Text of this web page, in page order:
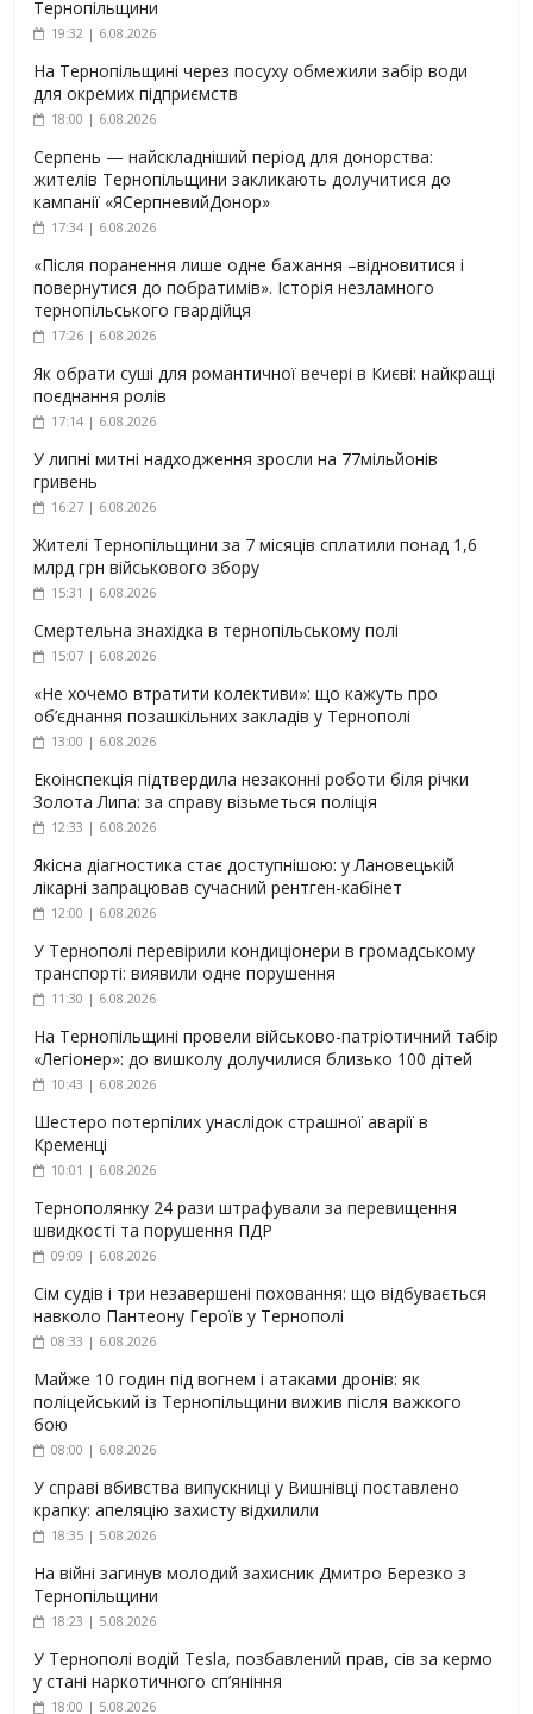
Тернопільщини
19:32 | 6.08.2026
На Тернопільщині через посуху обмежили забір води
для окремих підприємств
18:00 | 6.08.2026
Серпень — найскладніший період для донорства:
жителів Тернопільщини закликають долучитися до
кампанії «ЯСерпневийДонор»
17:34 | 6.08.2026
«Після поранення лише одне бажання –відновитися і
повернутися до побратимів». Історія незламного
тернопільського гвардійця
17:26 | 6.08.2026
Як обрати суші для романтичної вечері в Києві: найкращі
поєднання ролів
17:14 | 6.08.2026
У липні митні надходження зросли на 77мільйонів
гривень
16:27 | 6.08.2026
Жителі Тернопільщини за 7 місяців сплатили понад 1,6
млрд грн військового збору
15:31 | 6.08.2026
Смертельна знахідка в тернопільському полі
15:07 | 6.08.2026
«Не хочемо втратити колективи»: що кажуть про
об’єднання позашкільних закладів у Тернополі
13:00 | 6.08.2026
Екоінспекція підтвердила незаконні роботи біля річки
Золота Липа: за справу візьметься поліція
12:33 | 6.08.2026
Якісна діагностика стає доступнішою: у Лановецькій
лікарні запрацював сучасний рентген-кабінет
12:00 | 6.08.2026
У Тернополі перевірили кондиціонери в громадському
транспорті: виявили одне порушення
11:30 | 6.08.2026
На Тернопільщині провели військово-патріотичний табір
«Легіонер»: до вишколу долучилися близько 100 дітей
10:43 | 6.08.2026
Шестеро потерпілих унаслідок страшної аварії в
Кременці
10:01 | 6.08.2026
Тернополянку 24 рази штрафували за перевищення
швидкості та порушення ПДР
09:09 | 6.08.2026
Сім судів і три незавершені поховання: що відбувається
навколо Пантеону Героїв у Тернополі
08:33 | 6.08.2026
Майже 10 годин під вогнем і атаками дронів: як
поліцейський із Тернопільщини вижив після важкого
бою
08:00 | 6.08.2026
У справі вбивства випускниці у Вишнівці поставлено
крапку: апеляцію захисту відхилили
18:35 | 5.08.2026
На війні загинув молодий захисник Дмитро Березко з
Тернопільщини
18:23 | 5.08.2026
У Тернополі водій Tesla, позбавлений прав, сів за кермо
у стані наркотичного сп’яніння
18:00 | 5.08.2026